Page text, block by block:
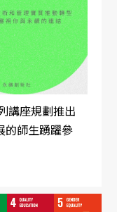
講座規劃推出
的師生踴躍參